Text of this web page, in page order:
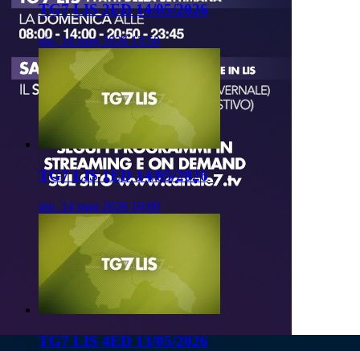
TG7 LIS 2ED 14/05/2026
gio, 14 mag 2026 13:50
TG7 LIS 1ED 14/05/2026
gio, 14 mag 2026 10:00
TG7 LIS 4ED 13/05/2026